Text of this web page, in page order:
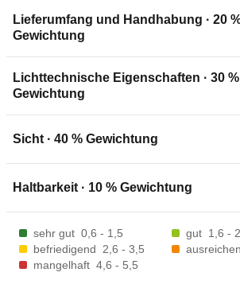
Lieferumfang und Handhabung · 20
Gewichtung
Lichttechnische Eigenschaften · 30 %
Gewichtung
Sicht · 40 % Gewichtung
Haltbarkeit · 10 % Gewichtung
sehr gut 0,6 - 1,5 gut 1,6 -
befriedigend
2,6 - 3,5
mangelhaft 4,6 - 5,5